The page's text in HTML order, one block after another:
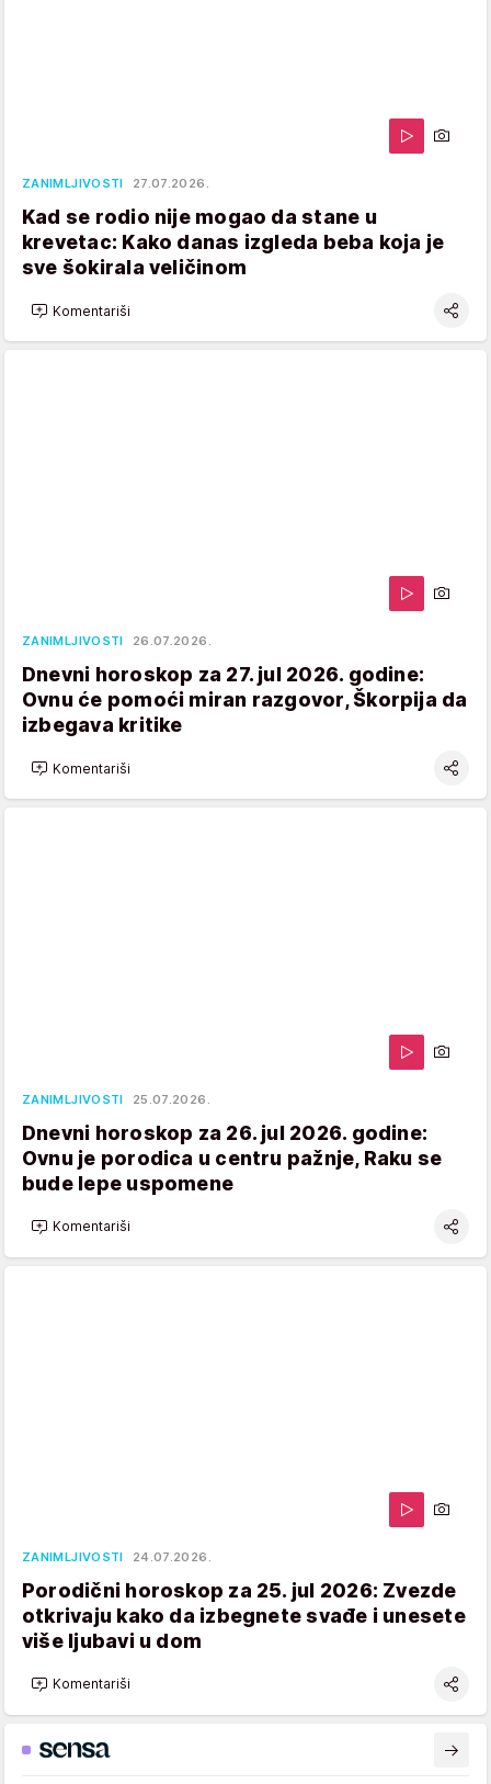
ZANIMLJIVOSTI 27.07.2026.
Kad se rodio nije mogao da stane u
krevetac: Kako danas izgleda beba koja je
sve šokirala veličinom
Komentariši
ZANIMLJIVOSTI 26.07.2026.
Dnevni horoskop za 27. jul 2026. godine:
Ovnu će pomoći miran razgovor, Škorpija da
izbegava kritike
Komentariši
ZANIMLJIVOSTI 25.07.2026.
Dnevni horoskop za 26. jul 2026. godine:
Ovnu je porodica u centru pažnje, Raku se
bude lepe uspomene
Komentariši
ZANIMLJIVOSTI 24.07.2026.
Porodični horoskop za 25. jul 2026: Zvezde
otkrivaju kako da izbegnete svađe i unesete
više ljubavi u dom
Komentariši